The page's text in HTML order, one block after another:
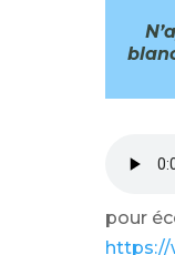
pour
https://